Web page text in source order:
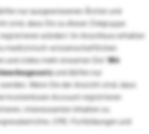
nur ausgewiesenen Ärzten und
sind, dass Sie zu dieser Zielgruppe
würden! Im Anschluss erhalten
medizinisch-wissenschaftlichen
und vieles mehr erwarten Sie!Wir
und dürfen nur
Wenn Sie der Ansicht sind, dass
kostenlosen Account registrieren
interessanten Inhalten zu
CME-Fortbildungen und